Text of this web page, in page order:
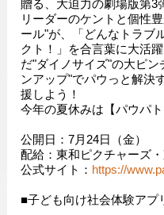
贈る、大迫力の劇場版第3
リーダーのケントと個性
ール"が、「どんなトラブ
クト！」を合言葉に大活
だ"ダイノサイズ"の大ピ
ンアップ"でパウっと解決
援しよう！
今年の夏休みは【パウパ
公開日：7月24日（金）
配給：東和ピクチャーズ
公式サイト： https://
■子ども向け社会体験アプ